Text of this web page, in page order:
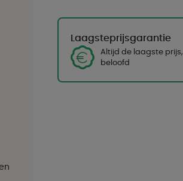
Laagsteprijsgarantie
Altijd de laagste prijs,
beloofd